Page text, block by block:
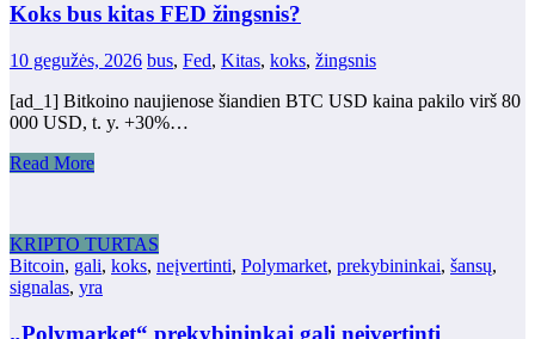
Koks bus kitas FED žingsnis?
10 gegužės, 2026 bus, Fed, Kitas, koks, žingsnis
[ad_1] Bitkoino naujienose šiandien BTC USD kaina pakilo virš 80
000 USD, t. y. +30%…
Read More
KRIPTO TURTAS
Bitcoin, gali, koks, neįvertinti, Polymarket, prekybininkai, šansų,
signalas, yra
„Polymarket“ prekybininkai gali neįvertinti